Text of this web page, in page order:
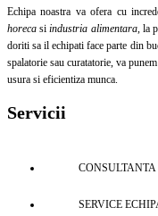
Echipa noastra va ofera cu
horeca si industria alimentara, la
doriti sa il echipati face parte din
spalatorie sau curatatorie, va
usura si eficientiza munca.
Servicii
SERVICE